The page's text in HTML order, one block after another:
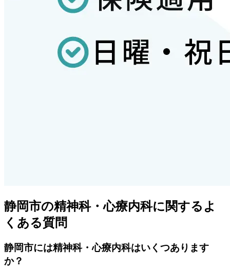
静岡市の精神科・心療内科に関するよ
くある質問
静岡市には精神科・心療内科はいくつあります
か？